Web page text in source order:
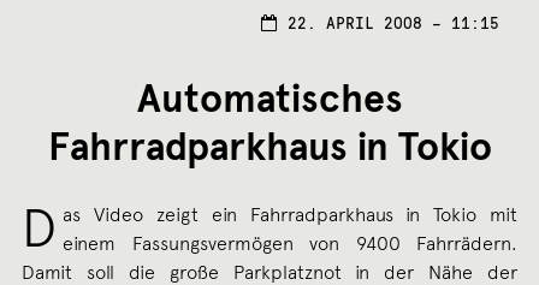
22. APRIL 2008 – 11:15
Automatisches
Fahrradparkhaus in Tokio
D as Video zeigt ein Fahrradparkhaus in Tokio mit
einem Fassungsvermögen von 9400 Fahrrädern.
Damit soll die große Parkplatznot in der Nähe der